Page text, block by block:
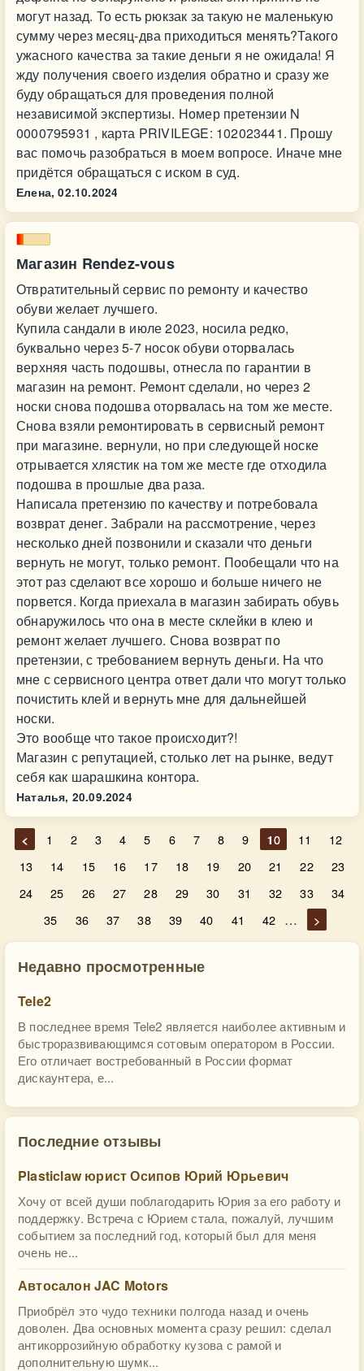
могут назад. То есть рюкзак за такую не маленькую
сумму через месяц-два приходиться менять?Такого
ужасного качества за такие деньги я не ожидала! Я
жду получения своего изделия обратно и сразу же
буду обращаться для проведения полной
независимой экспертизы. Номер претензии N
0000795931 , карта PRIVILEGE: 102023441. Прошу
вас помочь разобраться в моем вопросе. Иначе мне
придётся обращаться с иском в суд.
Елена, 02.10.2024
Магазин Rendez-vous
Отвратительный сервис по ремонту и качество
обуви желает лучшего.
Купила сандали в июле 2023, носила редко,
буквально через 5-7 носок обуви оторвалась
верхняя часть подошвы, отнесла по гарантии в
магазин на ремонт. Ремонт сделали, но через 2
носки снова подошва оторвалась на том же месте.
Снова взяли ремонтировать в сервисный ремонт
при магазине. вернули, но при следующей носке
отрывается хлястик на том же месте где отходила
подошва в прошлые два раза.
Написала претензию по качеству и потребовала
возврат денег. Забрали на рассмотрение, через
несколько дней позвонили и сказали что деньги
вернуть не могут, только ремонт. Пообещали что на
этот раз сделают все хорошо и больше ничего не
порвется. Когда приехала в магазин забирать обувь
обнаружилось что она в месте склейки в клею и
ремонт желает лучшего. Снова возврат по
претензии, с требованием вернуть деньги. На что
мне с сервисного центра ответ дали что могут только
почистить клей и вернуть мне для дальнейшей
носки.
Это вообще что такое происходит?!
Магазин с репутацией, столько лет на рынке, ведут
себя как шарашкина контора.
Наталья, 20.09.2024
< 1 2 3 4 5 6 7 8 9 10 11
12
13
14 15 16 17 18 19 20 21 22
23
24
25 26 27 28 29 30 31 32 33
34
35
36 37 38 39 40 41 42 … >
Недавно просмотренные
Tele2
В последнее время Tele2 является наиболее активным и
быстроразвивающимся сотовым оператором в России.
Его отличает востребованный в России формат
дискаунтера, е...
Последние отзывы
Plasticlaw юрист Осипов Юрий Юрьевич
Хочу от всей души поблагодарить Юрия за его работу и
поддержку. Встреча с Юрием стала, пожалуй, лучшим
событием за последний год, который был для меня
очень не...
Автосалон JAC Motors
Приобрёл это чудо техники полгода назад и очень
доволен. Два основных момента сразу решил: сделал
антикоррозийную обработку кузова с рамой и
дополнительную шумк...